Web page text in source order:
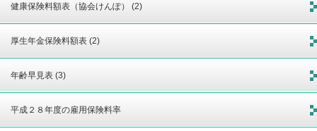
健康保険料額表（協会けんぽ） (2)
厚生年金保険料額表 (2)
年齢早見表 (3)
平成２８年度の雇用保険料率